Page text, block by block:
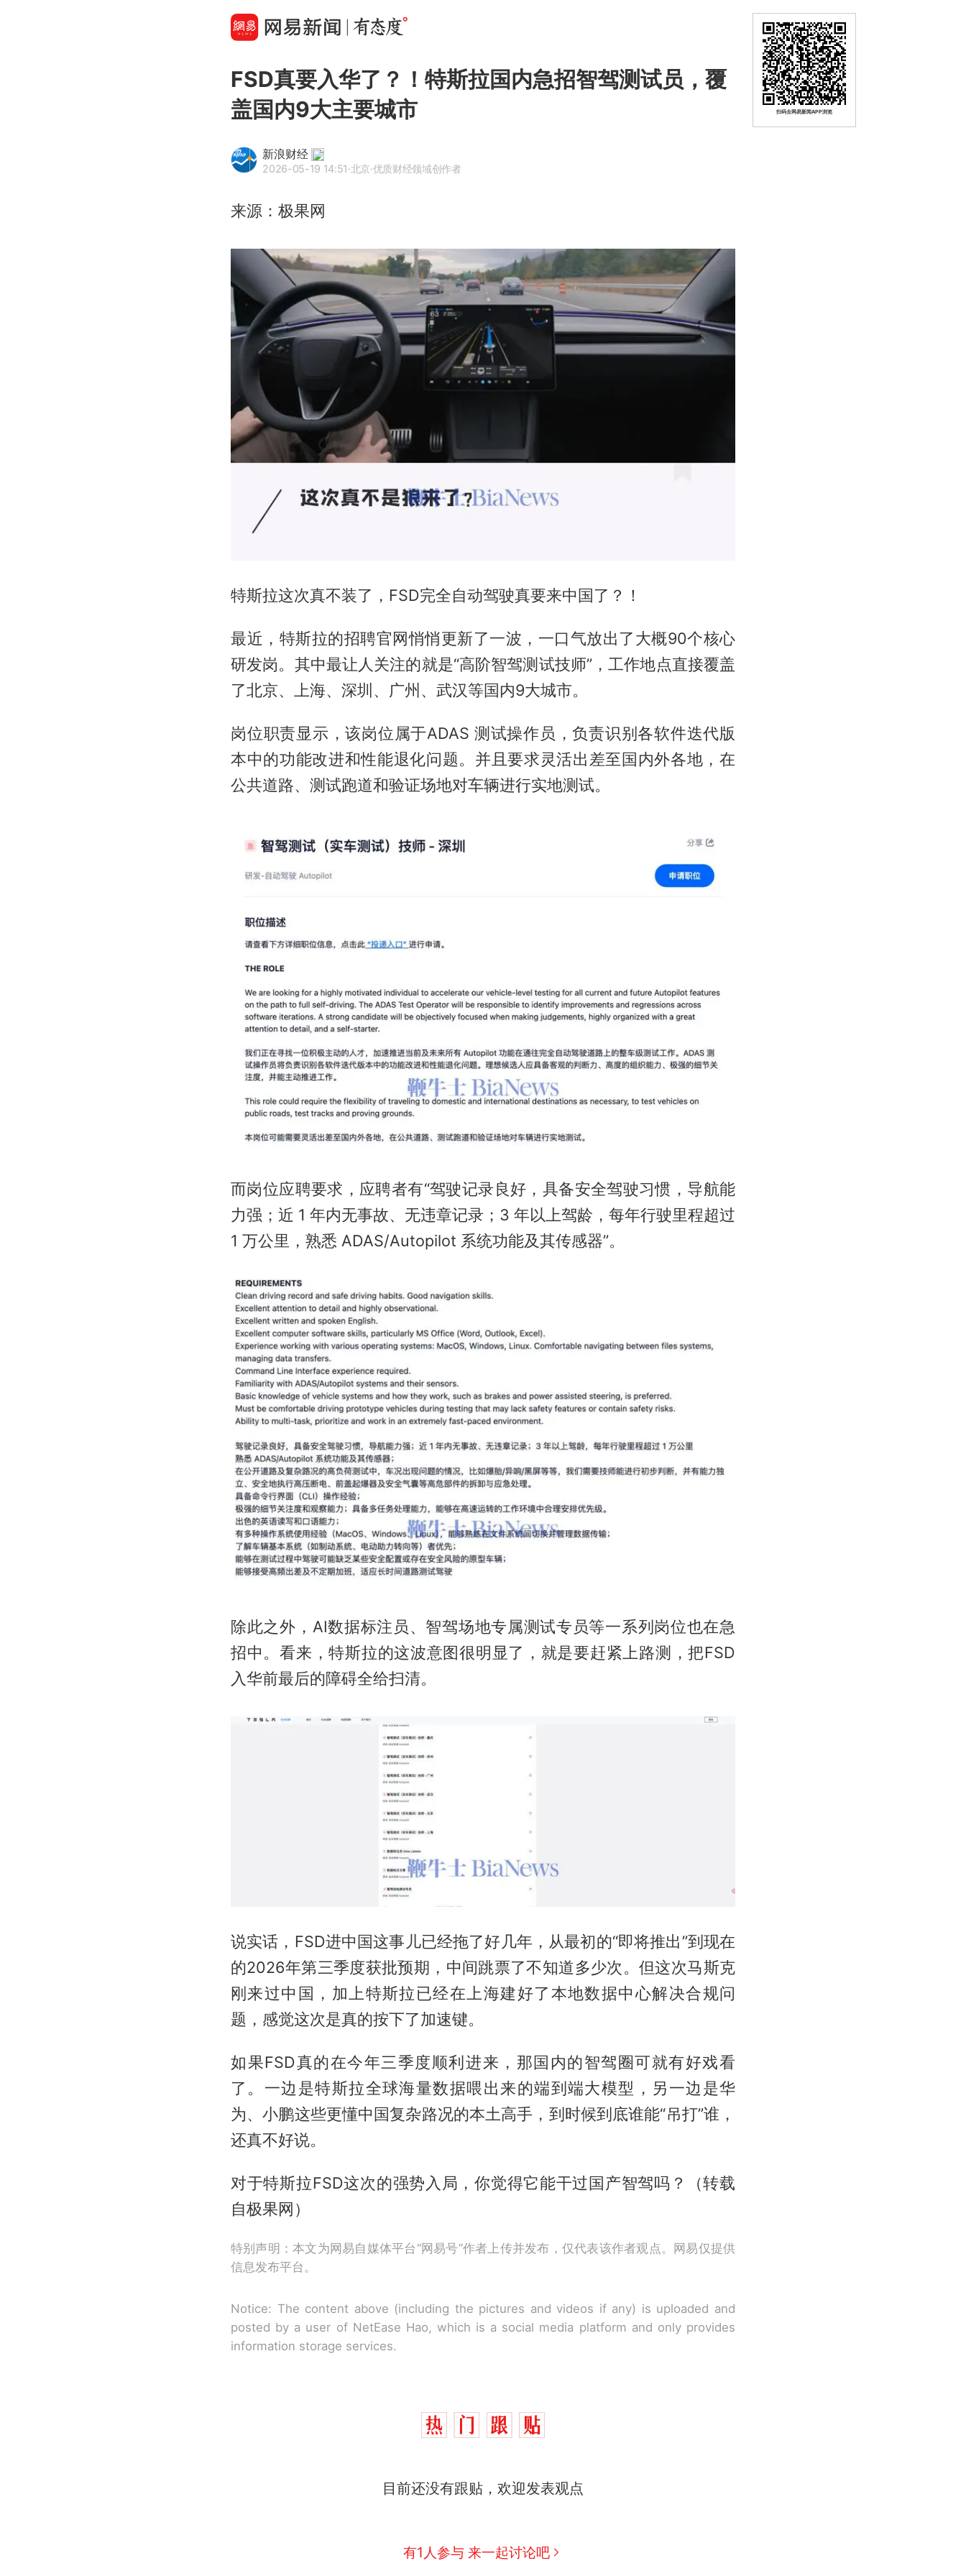
FSD真要入华了？！特斯拉国内急招智驾测试员，覆
盖国内9大主要城市
新浪财经
2026-05-19 14:51·北京·优质财经领域创作者
来源：极果网
特斯拉这次真不装了，FSD完全自动驾驶真要来中国了？！
最近，特斯拉的招聘官网悄悄更新了一波，一口气放出了大概90个核心
研发岗。其中最让人关注的就是“高阶智驾测试技师”，工作地点直接覆盖
了北京、上海、深圳、广州、武汉等国内9大城市。
岗位职责显示，该岗位属于ADAS 测试操作员，负责识别各软件迭代版
本中的功能改进和性能退化问题。并且要求灵活出差至国内外各地，在
公共道路、测试跑道和验证场地对车辆进行实地测试。
而岗位应聘要求，应聘者有“驾驶记录良好，具备安全驾驶习惯，导航能
力强；近 1 年内无事故、无违章记录；3 年以上驾龄，每年行驶里程超过
1 万公里，熟悉 ADAS/Autopilot 系统功能及其传感器”。
除此之外，AI数据标注员、智驾场地专属测试专员等一系列岗位也在急
招中。看来，特斯拉的这波意图很明显了，就是要赶紧上路测，把FSD
入华前最后的障碍全给扫清。
说实话，FSD进中国这事儿已经拖了好几年，从最初的“即将推出”到现在
的2026年第三季度获批预期，中间跳票了不知道多少次。但这次马斯克
刚来过中国，加上特斯拉已经在上海建好了本地数据中心解决合规问
题，感觉这次是真的按下了加速键。
如果FSD真的在今年三季度顺利进来，那国内的智驾圈可就有好戏看
了。一边是特斯拉全球海量数据喂出来的端到端大模型，另一边是华
为、小鹏这些更懂中国复杂路况的本土高手，到时候到底谁能“吊打”谁，
还真不好说。
对于特斯拉FSD这次的强势入局，你觉得它能干过国产智驾吗？（转载
自极果网）
特别声明：本文为网易自媒体平台“网易号”作者上传并发布，仅代表该作者观点。网易仅提供
信息发布平台。
Notice: The content above (including the pictures and videos if any) is uploaded and
posted by a user of NetEase Hao, which is a social media platform and only provides
information storage services.
目前还没有跟贴，欢迎发表观点
有1人参与 来一起讨论吧
西班牙飞地休达边境，摩洛哥士兵搬起大石块投向移民引争议，
美国一场追捕行动中，一男子在车辆行驶中爬上车顶跳舞。（新京
扫码去网易新闻APP浏览